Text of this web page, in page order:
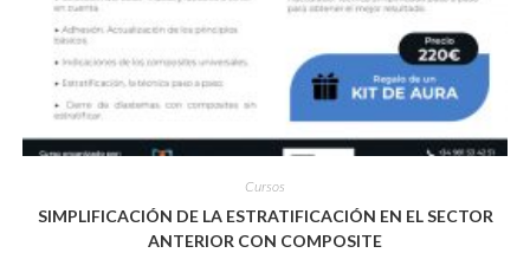
Cursos
SIMPLIFICACIÓN DE LA ESTRATIFICACIÓN EN EL SECTOR
ANTERIOR CON COMPOSITE